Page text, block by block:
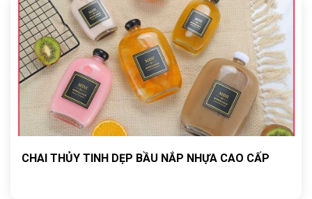
CHAI THỦY TINH DẸP BẦU NẮP NHỰA CAO CẤP